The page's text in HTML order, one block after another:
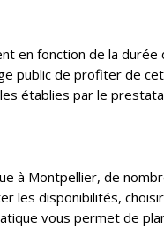
en fonction de la
public de profiter de
établies par le
à Montpellier, de
les disponibilités,
vous permet de